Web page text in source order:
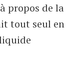
propos de la
tout seul en